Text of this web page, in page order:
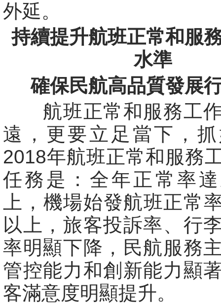
外延。
持續提升航班正常和服
水準
確保民航高品質發展
航班正常和服務工作
遠，更要立足當下，
2018年航班正常和服務
任務是：全年正常率
上，機場始發航班正常
以上，旅客投訴率、行
率明顯下降，民航服務
管控能力和創新能力顯
客滿意度明顯提升。